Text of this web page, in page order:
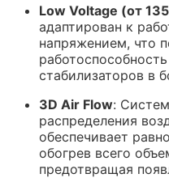
Low Voltage (от
адаптирован к
напряжением, что
стабилизаторов в
3D Air Flow:
распределения
обеспечивает
обогрев всего
предотвращая